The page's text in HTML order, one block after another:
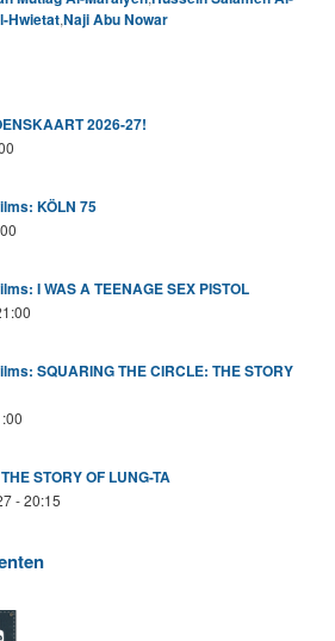
Hwietat,Naji Abu Nowar
2026-27!
KÖLN 75
I WAS A TEENAGE SEX PISTOL
SQUARING THE CIRCLE: THE STORY
STORY OF LUNG-TA
- 20:15